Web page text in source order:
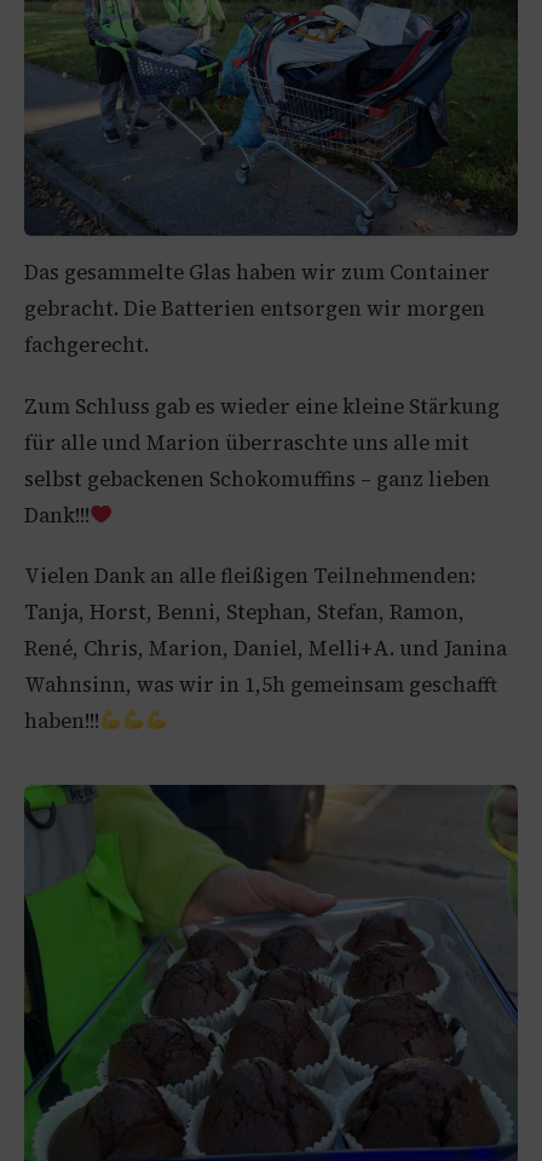
Das gesammelte Glas haben wir zum Container
gebracht. Die Batterien entsorgen wir morgen
fachgerecht.
Zum Schluss gab es wieder eine kleine Stärkung
für alle und Marion überraschte uns alle mit
selbst gebackenen Schokomuffins – ganz lieben
Dank!!!
Vielen Dank an alle fleißigen Teilnehmenden:
Tanja, Horst, Benni, Stephan, Stefan, Ramon,
René, Chris, Marion, Daniel, Melli+A. und Janina
Wahnsinn, was wir in 1,5h gemeinsam geschafft
haben!!!